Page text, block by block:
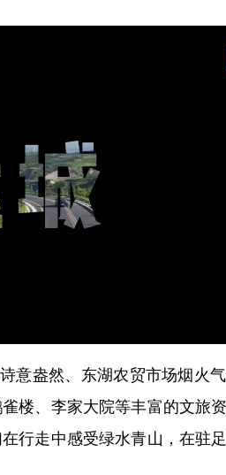
盎然、东湖农贸市场烟火
楼、李家大院等丰富的文旅
行走中感受绿水青山，在驻